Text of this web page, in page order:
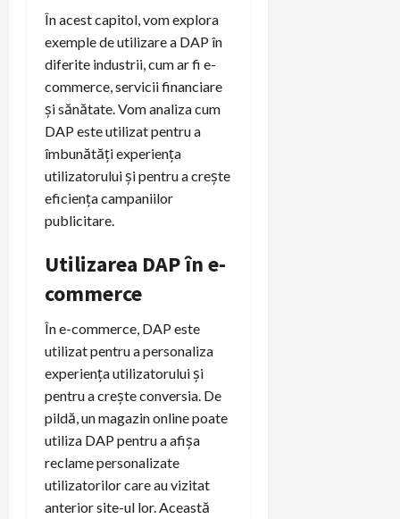
În acest capitol, vom explora
exemple de utilizare a DAP în
diferite industrii, cum ar fi e-
commerce, servicii financiare
și sănătate. Vom analiza cum
DAP este utilizat pentru a
îmbunătăți experiența
utilizatorului și pentru a crește
eficiența campaniilor
publicitare.
Utilizarea DAP în e-
commerce
În e-commerce, DAP este
utilizat pentru a personaliza
experiența utilizatorului și
pentru a crește conversia. De
pildă, un magazin online poate
utiliza DAP pentru a afișa
reclame personalizate
utilizatorilor care au vizitat
anterior site-ul lor. Această